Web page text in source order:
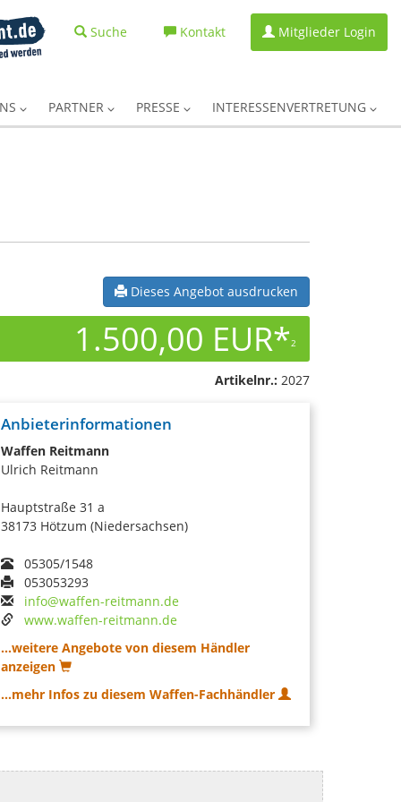
Suche Kontakt Mitglieder Login
PARTNER PRESSE INTERESSENVERTRETUNG
Dieses Angebot ausdrucken
1.500,00 EUR*2
Artikelnr.: 2027
Anbieterinformationen
Waffen Reitmann
Ulrich Reitmann
Hauptstraße 31 a
38173 Hötzum (Niedersachsen)
05305/1548
053053293
info@waffen-reitmann.de
www.waffen-reitmann.de
...weitere Angebote von diesem Händler
anzeigen
...mehr Infos zu diesem Waffen-Fachhändler